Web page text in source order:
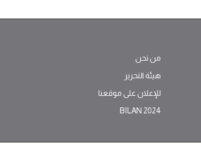
من نحن
هيئة التحرير
للإعلان على موقعنا
BILAN 2024